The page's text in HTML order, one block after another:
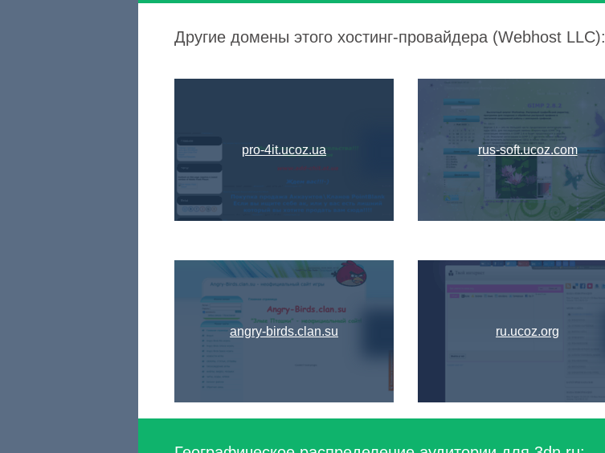
Другие домены этого хостинг-провайдера (Webhost LLC):
pro-4it.ucoz.ua
angry-birds.clan.su
rus-soft.ucoz.com
ru.ucoz.org